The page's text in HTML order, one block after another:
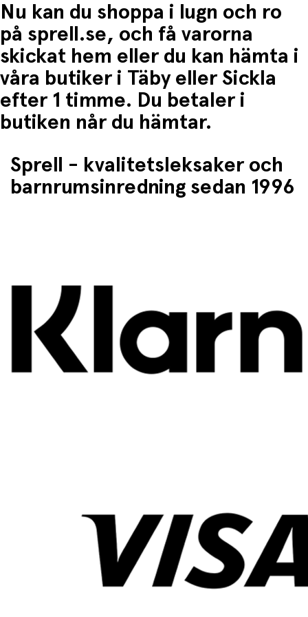
Nu kan du shoppa i lugn och ro
på sprell.se, och få varorna
skickat hem eller du kan hämta i
våra butiker i Täby eller Sickla
efter 1 timme. Du betaler i
butiken når du hämtar.
Sprell - kvalitetsleksaker och
barnrumsinredning sedan 1996